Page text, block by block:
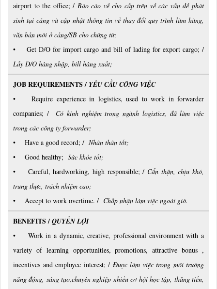
airport to the office; / Báo cáo về cho cấp trên về các vấn đề phát
sinh tại cảng và cập nhật thông tin về thay đổi quy trình làm hàng,
văn bản mới ở cảng/SB cho chứng từ;
• Get D/O for import cargo and bill of lading for export cargo; /
Lấy D/O hàng nhập, bill hàng xuất;
JOB REQUIREMENTS / YÊU CẦU CÔNG VIỆC
• Require experience in logistics, used to work in forwarder
companies; / Có kinh nghiệm trong ngành logistics, đã làm việc
trong các công ty forwarder;
• Have a good record; / Nhân thân tốt;
• Good healthy; Sức khỏe tốt;
• Careful, hardworking, high responsible; / Cẩn thận, chịu khó,
trung thực, trách nhiệm cao;
• Accept to work overtime. / Chấp nhận làm việc ngoài giờ.
BENEFITS / QUYỀN LỢI
• Work in a dynamic, creative, professional environment with a
variety of learning opportunities, promotions, attractive bonus ,
incentives and employee interest; / Được làm việc trong môi trường
năng động, sáng tạo,chuyên nghiệp nhiều cơ hội học tập, thăng tiến,